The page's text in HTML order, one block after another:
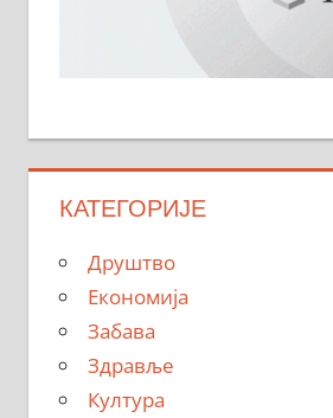
КАТЕГОРИЈЕ
Друштво
Економија
Забава
Здравље
Култура